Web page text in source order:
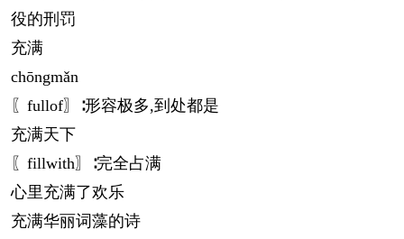
役的刑罚
充满
chōngmǎn
〖fullof〗∶形容极多,到处都是
充满天下
〖fillwith〗∶完全占满
心里充满了欢乐
充满华丽词藻的诗